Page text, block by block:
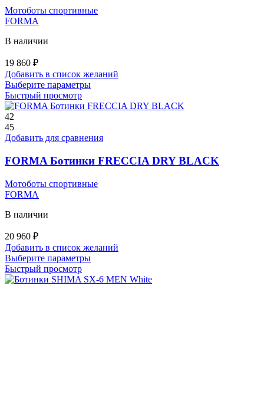
Мотоботы спортивные
FORMA
В наличии
19 860 ₽
Добавить в список желаний
Выберите параметрыЭтот
имеет
Опции
выбрать
на
товара.
Быстрый просмотр
42
45
Добавить для сравнения
FORMA Ботинки FRECCIA DRY BLACK
Мотоботы спортивные
FORMA
В наличии
20 960 ₽
Добавить в список желаний
Выберите параметрыЭтот
имеет
Быстрый просмотр